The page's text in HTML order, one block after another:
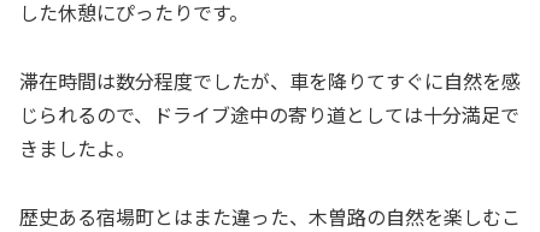
した休憩にぴったりです。
滞在時間は数分程度でしたが、車を降りてすぐに自然を感
じられるので、ドライブ途中の寄り道としては十分満足で
きましたよ。
歴史ある宿場町とはまた違った、木曽路の自然を楽しむこ